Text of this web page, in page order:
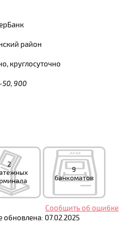
район
круглосуточно
50, 900
2
9
банкоматов
Сообщить об ошибке
07.02.2025